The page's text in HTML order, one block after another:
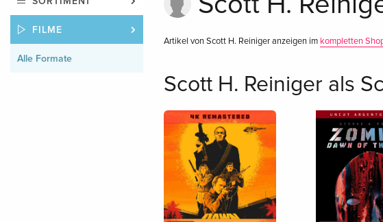
FILME
Alle Formate
Artikel von Scott H. Reiniger anzeigen im kompletten
Scott H. Reiniger als